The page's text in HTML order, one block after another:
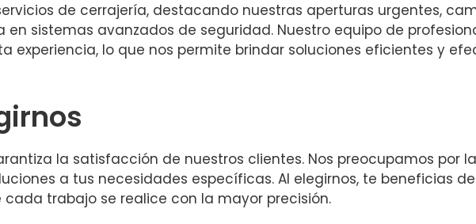
de cerrajería, destacando nuestras aperturas urgentes,
en sistemas avanzados de seguridad. Nuestro equipo de
experiencia, lo que nos permite brindar soluciones eficientes y
la satisfacción de nuestros clientes. Nos preocupamos por
a tus necesidades específicas. Al elegirnos, te beneficias
trabajo se realice con la mayor precisión.